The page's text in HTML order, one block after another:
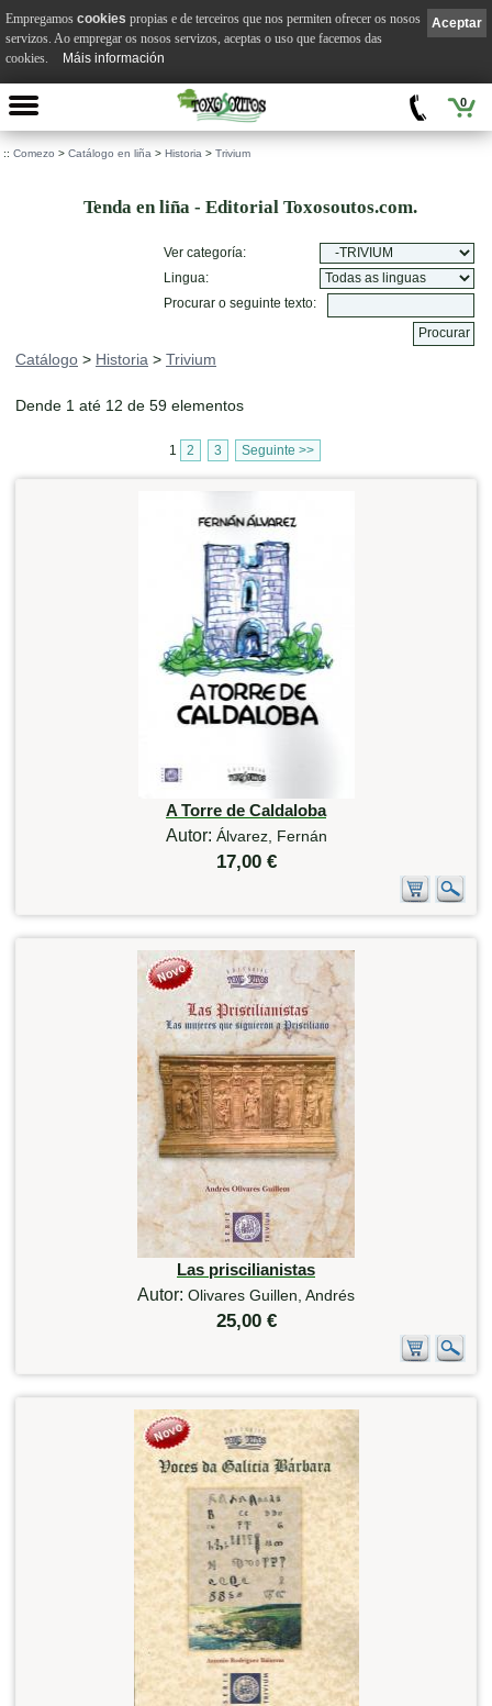
0
:: Comezo > Catálogo en liña > Historia > Trivium
Tenda en liña - Editorial Toxosoutos.com.
Ver categoría:
Lingua:
Procurar o seguinte texto:
Catálogo > Historia > Trivium
Dende 1 até 12 de 59 elementos
1 2 3 Seguinte >>
A Torre de Caldaloba
Autor: Álvarez, Fernán
17,00 €
Las priscilianistas
Autor: Olivares Guillen, Andrés
25,00 €
Aceptar
Empregamos cookies propias e de terceiros que nos permiten ofrecer os nosos
servizos. Ao empregar os nosos servizos, aceptas o uso que facemos das
cookies.
Máis información